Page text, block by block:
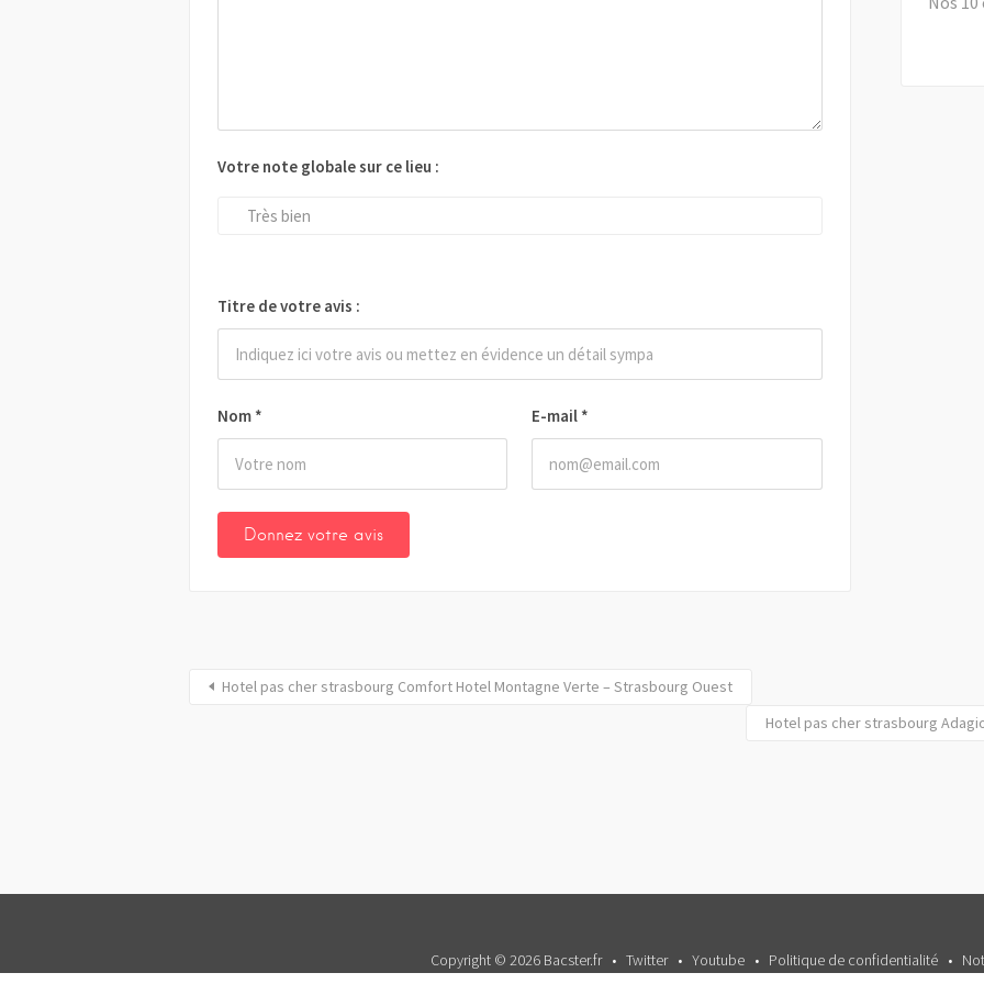
Nom * E-mail *
Votre note globale sur ce lieu :
Très bien
Titre de votre avis :
Hotel pas cher strasbourg Comfort Hotel Montagne Verte – Strasbourg Ouest
Hotel pas cher strasbourg
Copyright © 2026 Bacster.fr Twitter Youtube Politique de confidentialité